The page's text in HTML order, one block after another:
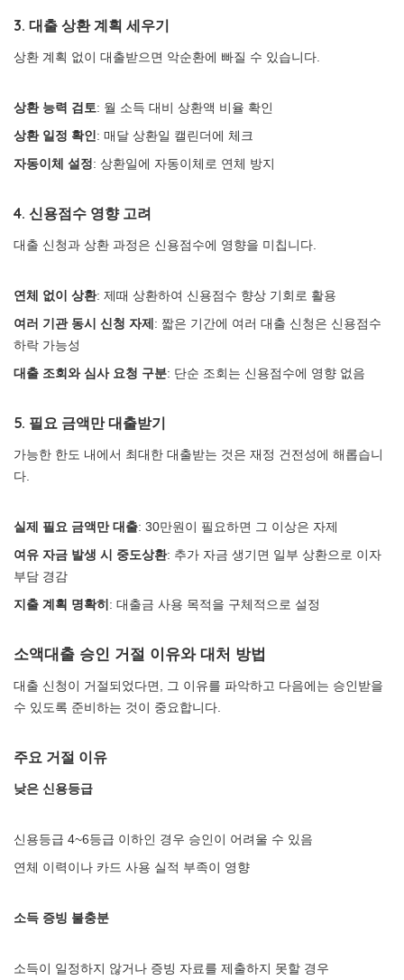
3. 대출 상환 계획 세우기
상환 계획 없이 대출받으면 악순환에 빠질 수 있습니다.
상환 능력 검토: 월 소득 대비 상환액 비율 확인
상환 일정 확인 : 매달 상환일 캘린더에 체크
자동이체 설정: 상환일에 자동이체로 연체 방지
4. 신용점수 영향 고려
대출 신청과 상환 과정은 신용점수에 영향을 미칩니다.
연체 없이 상환: 제때 상환하여 신용점수 향상 기회로 활용
여러 기관 동시 신청 자제 : 짧은 기간에 여러 대출 신청은 신용점수
하락 가능성
대출 조회와 심사 요청 구분: 단순 조회는 신용점수에 영향 없음
5. 필요 금액만 대출받기
가능한 한도 내에서 최대한 대출받는 것은 재정 건전성에 해롭습니
다.
실제 필요 금액만 대출: 30만원이 필요하면 그 이상은 자제
여유 자금 발생 시 중도상환: 추가 자금 생기면 일부 상환으로 이자
부담 경감
지출 계획 명확히 : 대출금 사용 목적을 구체적으로 설정
소액대출 승인 거절 이유와 대처 방법
대출 신청이 거절되었다면, 그 이유를 파악하고 다음에는 승인받을
수 있도록 준비하는 것이 중요합니다.
주요 거절 이유
낮은 신용등급
신용등급 4~6등급 이하인 경우 승인이 어려울 수 있음
연체 이력이나 카드 사용 실적 부족이 영향
소득 증빙 불충분
소득이 일정하지 않거나 증빙 자료를 제출하지 못할 경우